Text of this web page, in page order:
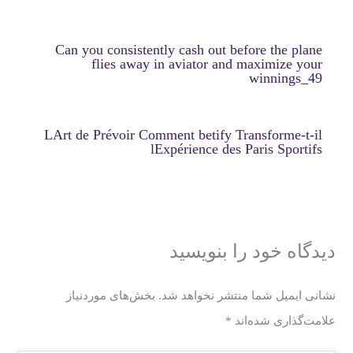
Can you consistently cash out before the plane
flies away in aviator and maximize your
winnings_49
LArt de Prévoir Comment betify Transforme-t-il
lExpérience des Paris Sportifs
دیدگاه‌ خود را بنویسید
نشانی ایمیل شما منتشر نخواهد شد. بخش‌های موردنیاز
علامت‌گذاری شده‌اند *